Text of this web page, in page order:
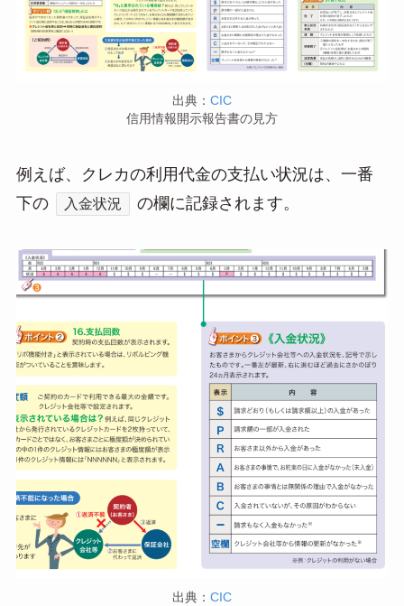
出典： CIC
信用情報開示報告書の見方
例えば、クレカの利用代金の支払い状況は、一番
下の
入金状況 の欄に記録されます。
出典： CIC